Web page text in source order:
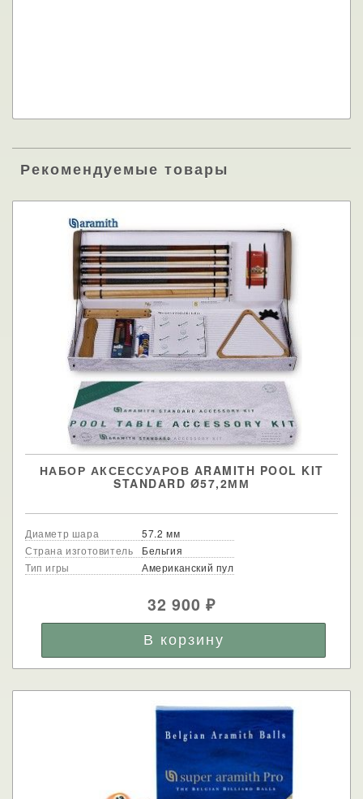
Рекомендуемые товары
НАБОР АКСЕССУАРОВ ARAMITH POOL KIT
STANDARD Ø57,2ММ
Диаметр шара
57.2 мм
Страна изготовитель
Бельгия
Тип игры
Американский пул
32 900₽